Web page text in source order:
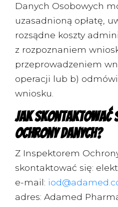
Danych Osobowych
uzasadnioną opłatę,
rozsądne koszty
z rozpoznaniem
przeprowadzeniem
operacji lub b)
wniosku.
Jak skontaktować
Ochrony Danych?
Z Inspektorem
skontaktować się:
e-mail:
adres: Adamed